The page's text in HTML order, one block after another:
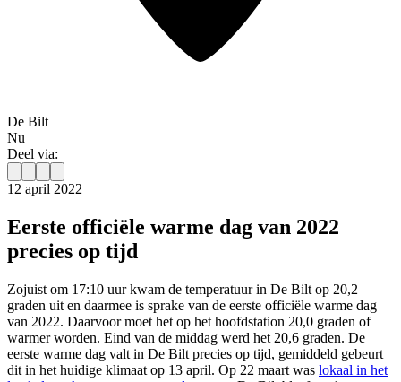
De Bilt
Nu
Deel via:
12 april 2022
Eerste officiële warme dag van 2022
precies op tijd
Zojuist om 17:10 uur kwam de temperatuur in De Bilt op 20,2
graden uit en daarmee is sprake van de eerste officiële warme dag
van 2022. Daarvoor moet het op het hoofdstation 20,0 graden of
warmer worden. Eind van de middag werd het 20,6 graden. De
eerste warme dag valt in De Bilt precies op tijd, gemiddeld gebeurt
dit in het huidige klimaat op 13 april. Op 22 maart was lokaal in het